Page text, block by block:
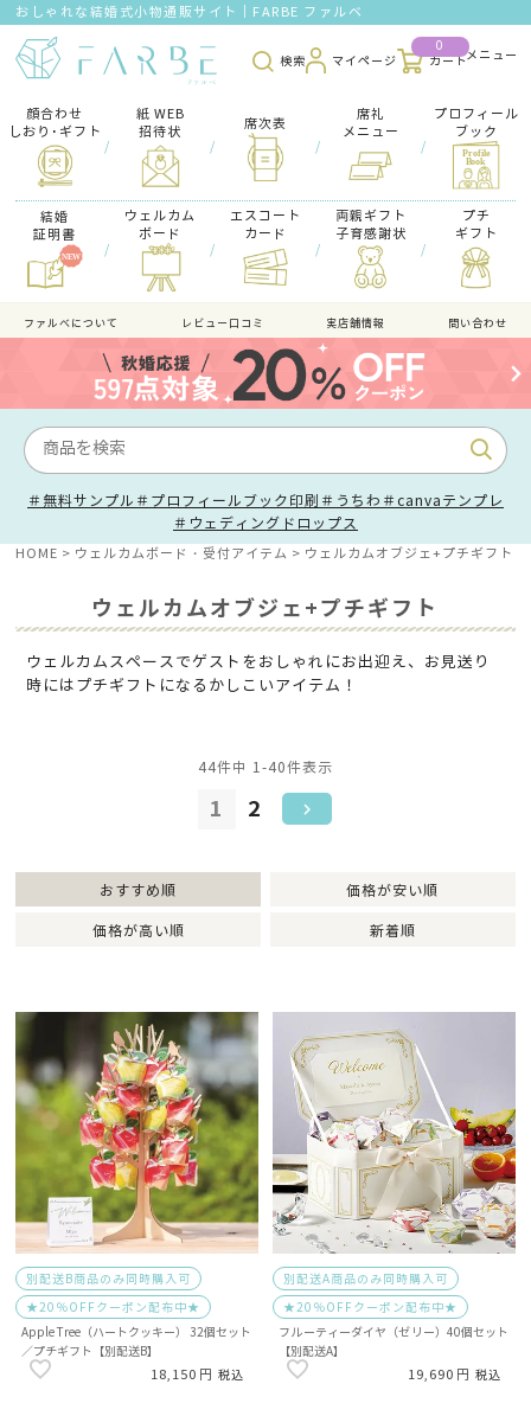
おしゃれな結婚式小物通販サイト｜FARBE ファルベ
検索 マイページ
0
カート
顔合わせ
しおり･ギフト
/
紙 WEB
招待状
/
席次表
/
席礼
メニュー
/
プロフィール
ブック
結婚
証明書
/
ウェルカム
ボード
/
エスコート
カード
/
両親ギフト
子育感謝状
/
プチ
ギフト
ファルべについて レビュー口コミ 実店舗情報 問い合わせ
＃無料サンプル ＃プロフィールブック印刷 ＃うちわ ＃canvaテンプレ
＃ウェディングドロップス
HOME ウェルカムボード・受付アイテム ウェルカムオブジェ+プチギフト
ウェルカムオブジェ+プチギフト
ウェルカムスペースでゲストをおしゃれにお出迎え、お見送り
時にはプチギフトになるかしこいアイテム！
おすすめ順 価格が安い順
価格が高い順 新着順
44件中 1 -40件表示
1 2
別配送B商品のみ同時購入可
★20％OFFクーポン配布中★
Apple Tree（ハートクッキー） 32個セット
／プチギフト【別配送B】
18,150 税込
別配送A商品のみ同時購入可
★20％OFFクーポン配布中★
フルーティーダイヤ（ゼリー）40個セット
【別配送A】
19,690 税込